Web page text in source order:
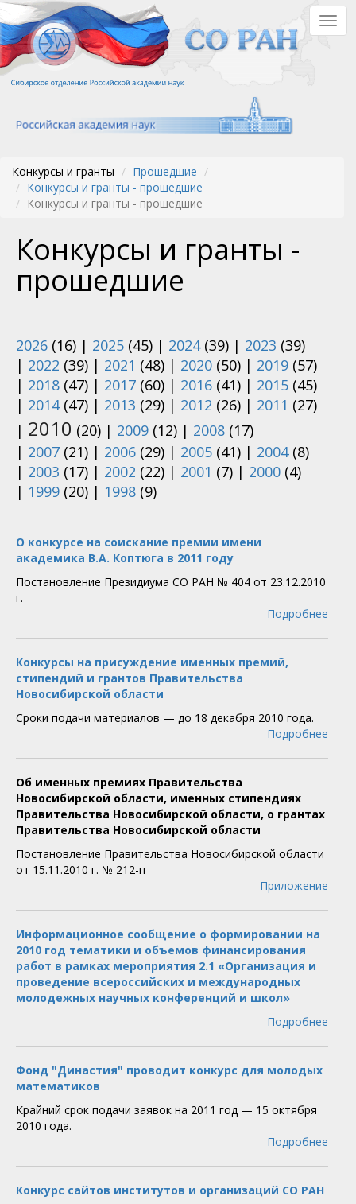
Перейти
к
основному
содержанию
Конкурсы и гранты
Прошедшие
Конкурсы и гранты - прошедшие
Конкурсы и гранты - прошедшие
Конкурсы и гранты -
прошедшие
2026 (16) | 2025 (45) | 2024(39) | 2023 (39)
| 2022 (39) | 2021 (48) | 2020 (50) | 2019 (57)
| 2018 (47) | 2017 (60) | 2016 (41) | 2015 (45)
| 2014(47) | 2013 (29) | 2012 (26) | 2011 (27)
| 2010 (20) | 2009 (12) | 2008 (17)
| 2007 (21) | 2006 (29) | 2005 (41) | 2004(8)
| 2003 (17) | 2002 (22) | 2001 (7) | 2000 (4)
| 1999 (20) | 1998 (9)
О конкурсе на соискание премии имени
академика В.А. Коптюга в 2011 году
Постановление Президиума СО РАН № 404 от 23.12.2010
г.
Подробнее
Конкурсы на присуждение именных премий,
стипендий и грантов Правительства
Новосибирской области
Сроки подачи материалов — до 18 декабря 2010 года.
Подробнее
Об именных премиях Правительства
Новосибирской области, именных стипендиях
Правительства Новосибирской области, о грантах
Правительства Новосибирской области
Постановление Правительства Новосибирской области
от 15.11.2010 г. № 212-п
Приложение
Информационное сообщение о формировании на
2010 год тематики и объемов финансирования
работ в рамках мероприятия 2.1 «Организация и
проведение всероссийских и международных
молодежных научных конференций и школ»
Подробнее
Фонд "Династия" проводит конкурс для молодых
математиков
Крайний срок подачи заявок на 2011 год — 15 октября
2010 года.
Подробнее
Конкурс сайтов институтов и организаций СО РАН